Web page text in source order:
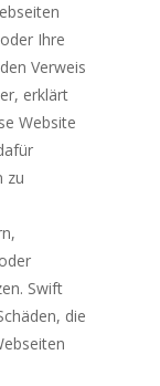
Ihre
Verweis
erklärt
Website
zu
Swift
die